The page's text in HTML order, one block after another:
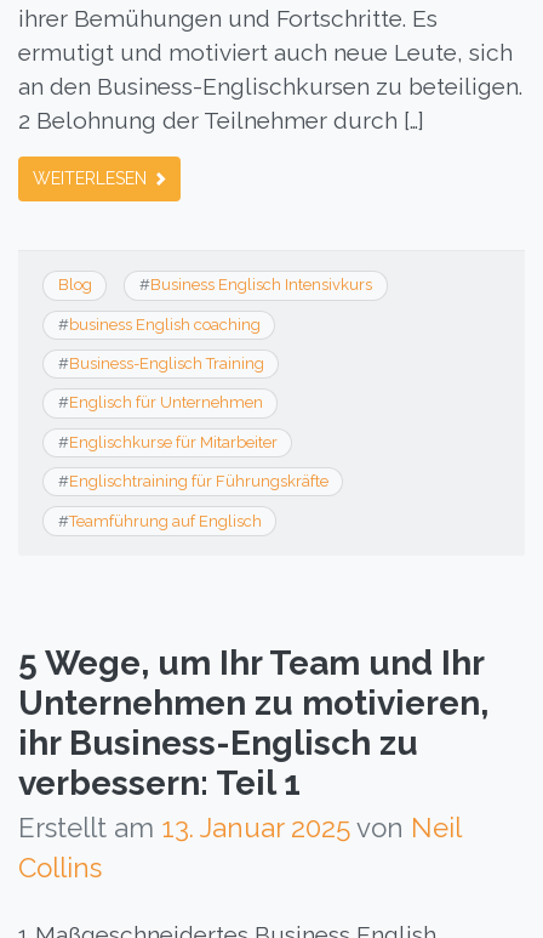
ihrer Bemühungen und Fortschritte. Es
ermutigt und motiviert auch neue Leute, sich
an den Business-Englischkursen zu beteiligen.
2 Belohnung der Teilnehmer durch […]
WEITERLESEN
Blog #Business Englisch Intensivkurs
#business English coaching
#Business-Englisch Training
#Englisch für Unternehmen
#Englischkurse für Mitarbeiter
#Englischtraining für Führungskräfte
#Teamführung auf Englisch
5 Wege, um Ihr Team und Ihr
Unternehmen zu motivieren,
ihr Business-Englisch zu
verbessern: Teil 1
Erstellt am 13. Januar 2025von Neil
Collins